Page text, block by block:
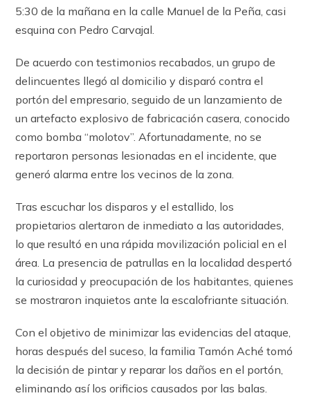
5:30 de la mañana en la calle Manuel de la Peña, casi
esquina con Pedro Carvajal.
De acuerdo con testimonios recabados, un grupo de
delincuentes llegó al domicilio y disparó contra el
portón del empresario, seguido de un lanzamiento de
un artefacto explosivo de fabricación casera, conocido
como bomba “molotov”. Afortunadamente, no se
reportaron personas lesionadas en el incidente, que
generó alarma entre los vecinos de la zona.
Tras escuchar los disparos y el estallido, los
propietarios alertaron de inmediato a las autoridades,
lo que resultó en una rápida movilización policial en el
área. La presencia de patrullas en la localidad despertó
la curiosidad y preocupación de los habitantes, quienes
se mostraron inquietos ante la escalofriante situación.
Con el objetivo de minimizar las evidencias del ataque,
horas después del suceso, la familia Tamón Aché tomó
la decisión de pintar y reparar los daños en el portón,
eliminando así los orificios causados por las balas.